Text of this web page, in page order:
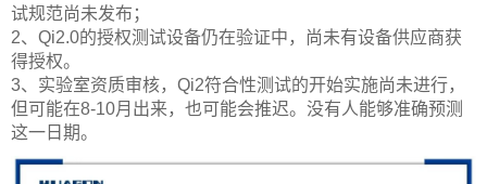
试规范尚未发布；
2、Qi2.0的授权测试设备仍在验证中，尚未有设备供应商获
得授权。
3、实验室资质审核，Qi2符合性测试的开始实施尚未进行，
但可能在8-10月出来，也可能会推迟。没有人能够准确预测
这一日期。